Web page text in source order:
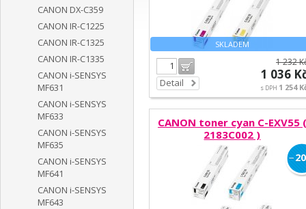
SKLADEM
Detail
1 232
1 036
s DPH 1 254
CANON toner cyan C-EXV55 (
2183C002 )
−20
CANON DX-C359
CANON IR-C1225
CANON IR-C1325
CANON IR-C1335
CANON i-SENSYS
MF631
CANON i-SENSYS
MF633
CANON i-SENSYS
MF635
CANON i-SENSYS
MF641
CANON i-SENSYS
MF643